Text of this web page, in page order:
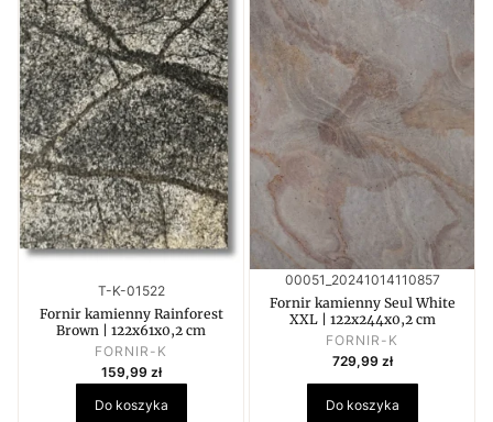
Kod produktu
T-K-01522
Fornir kamienny Rainforest
Brown | 122x61x0,2 cm
PRODUCENT
FORNIR-K
Cena
159,99 zł
Do koszyka
Kod produktu
00051_20241014110857
Fornir kamienny Seul White
XXL | 122x244x0,2 cm
PRODUCENT
FORNIR-K
Cena
729,99 zł
Do koszyka